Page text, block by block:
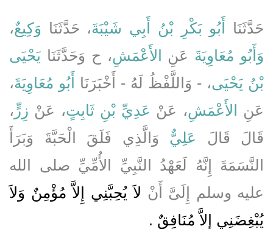
حَدَّثَنَا أَبُو بَكْرِ بْنُ أَبِي شَيْبَةَ، حَدَّثَنَا وَكِيعٌ،
وَأَبُو مُعَاوِيَةَ عَنِ الأَعْمَشِ، ح وَحَدَّثَنَا يَحْيَى
بْنُ يَحْيَى، - وَاللَّفْظُ لَهُ - أَخْبَرَنَا أَبُو مُعَاوِيَةَ،
عَنِ
الأَعْمَشِ، عَنْ عَدِيِّ بْنِ ثَابِتٍ، عَنْ زِرٍّ ،
قَالَ قَالَ عَلِيٌّ وَالَّذِي فَلَقَ الْحَبَّةَ وَبَرَأَ
النَّسَمَةَ إِنَّهُ لَعَهْدُ النَّبِيِّ الأُمِّيِّ صلى الله
عليه وسلم إِلَىَّ أَنْ لاَ يُحِبَّنِي إِلاَّ مُؤْمِنٌ وَلاَ
يُبْغِضَنِي إِلاَّ مُنَافِقٌ ‏.‏